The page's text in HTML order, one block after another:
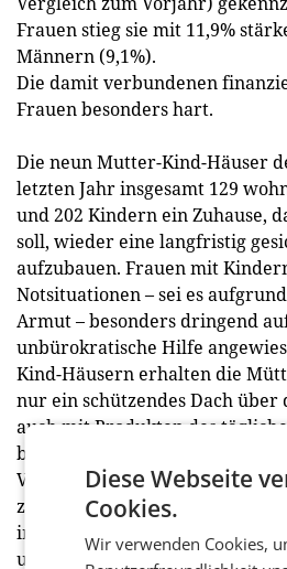
Frauen stieg sie mit 11,9%
Männern (9,1%).
Die damit verbundenen
Frauen besonders hart.
Die neun Mutter-Kind-Häuser
letzten Jahr insgesamt 129
und 202 Kindern ein Zuhause,
soll, wieder eine langfristig
aufzubauen. Frauen mit
Notsituationen – sei es
Armut – besonders dringend
unbürokratische Hilfe
Kind-Häusern erhalten die
nur ein schützendes Dach über
auch mit Produkten des
bei der Arbeitssuche
Vielzahl an Therapie- und
zugreifen. Das Ziel ist, Frauen
in ein selbstbestimmtes und
unterstützen.
Diese Webseite
Cookies.
Wir verwenden Cookies,